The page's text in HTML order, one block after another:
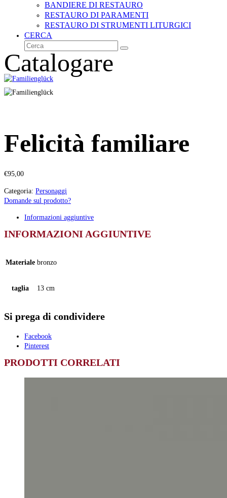
BANDIERE DI RESTAURO
RESTAURO DI PARAMENTI
RESTAURO DI STRUMENTI LITURGICI
CERCA
Cerca
Invia
Catalogare
Felicità familiare
€95,00
Categoria: Personaggi
Domande sul prodotto?
Informazioni aggiuntive
INFORMAZIONI AGGIUNTIVE
Materiale bronzo
taglia 13 cm
Si prega di condividere
Facebook
Pinterest
PRODOTTI CORRELATI